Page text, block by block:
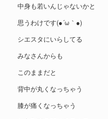
中身も若いんじゃないかと
思うわけです(●´ω｀●)
シエスタにいらしてる
みなさんからも
このままだと
背中が丸くなっちゃう
膝が痛くなっちゃう